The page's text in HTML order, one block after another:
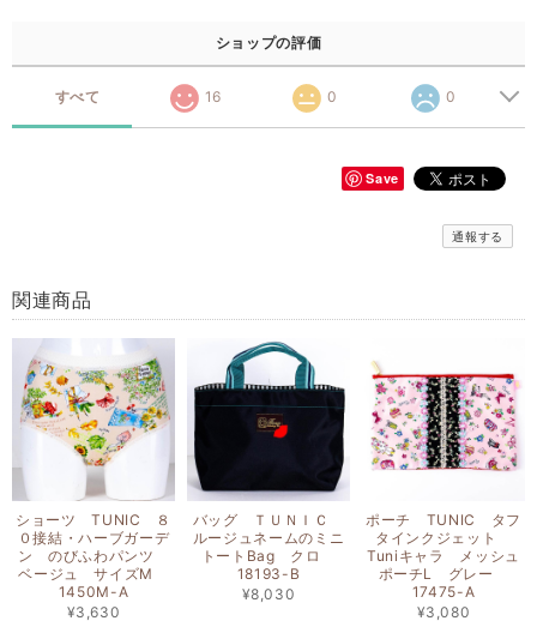
ショップの評価
すべて 16 0 0
Save
通報する
関連商品
ショーツ TUNIC ８
０接結・ハーブガーデ
ン のびふわパンツ
ベージュ サイズM
1450M-A
¥3,630
バッグ ＴＵＮＩＣ
ルージュネームのミニ
トートBag クロ
18193-B
¥8,030
ポーチ TUNIC タフ
タインクジェット
Tuniキャラ メッシュ
ポーチL グレー
17475-A
¥3,080